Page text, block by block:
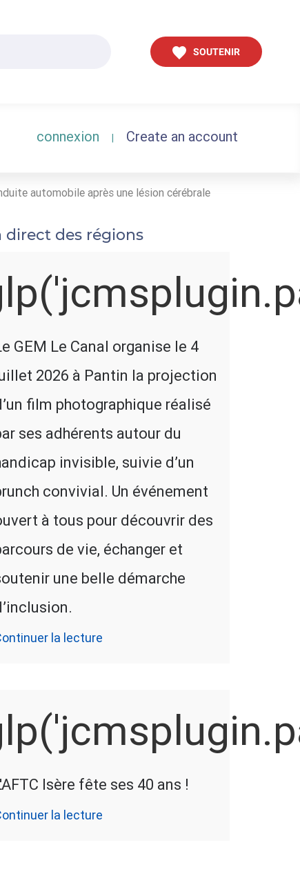
SOUTENIR
connexion | Create an account
automobile après une lésion cérébrale
direct des régions
GEM Le Canal organise le 4
2026 à Pantin la projection
film photographique réalisé
ses adhérents autour du
invisible, suivie d’un
convivial. Un événement
à tous pour découvrir des
de vie, échanger et
une belle démarche
la lecture
Isère fête ses 40 ans !
la lecture